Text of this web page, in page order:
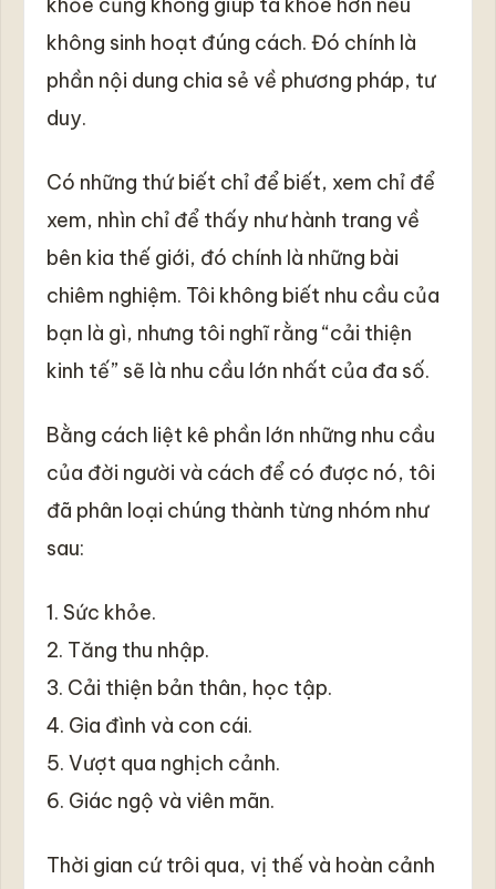
khỏe cũng không giúp ta khỏe hơn nếu
không sinh hoạt đúng cách. Đó chính là
phần nội dung chia sẻ về phương pháp, tư
duy.
Có những thứ biết chỉ để biết, xem chỉ để
xem, nhìn chỉ để thấy như hành trang về
bên kia thế giới, đó chính là những bài
chiêm nghiệm. Tôi không biết nhu cầu của
bạn là gì, nhưng tôi nghĩ rằng “cải thiện
kinh tế” sẽ là nhu cầu lớn nhất của đa số.
Bằng cách liệt kê phần lớn những nhu cầu
của đời người và cách để có được nó, tôi
đã phân loại chúng thành từng nhóm như
sau:
1. Sức khỏe.
2. Tăng thu nhập.
3. Cải thiện bản thân, học tập.
4. Gia đình và con cái.
5. Vượt qua nghịch cảnh.
6. Giác ngộ và viên mãn.
Thời gian cứ trôi qua, vị thế và hoàn cảnh